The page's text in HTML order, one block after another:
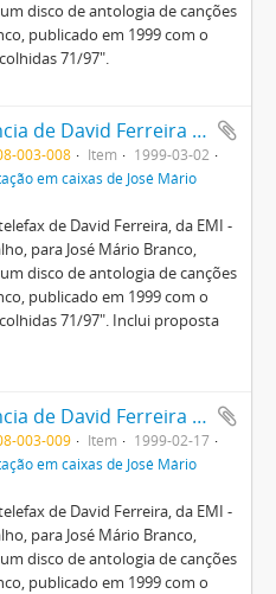
disco de antologia de canções
publicado em 1999 com o
71/97".
Correspondência de David Ferreira para José Mário Branco
003-008 Item
1999-03-02
em caixas de José Mário
de David Ferreira, da EMI -
para José Mário Branco,
disco de antologia de canções
publicado em 1999 com o
71/97". Inclui proposta
Correspondência de David Ferreira para José Mário Branco
003-009 Item
1999-02-17
em caixas de José Mário
de David Ferreira, da EMI -
para José Mário Branco,
disco de antologia de canções
publicado em 1999 com o